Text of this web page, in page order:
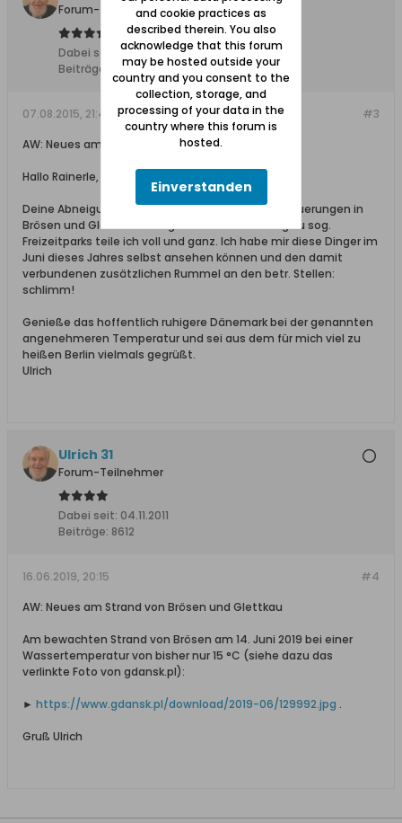
Forum-Teilnehmer
Dabei seit:
04.11.2011
Beiträge:
8612
#3
07.08.2015, 21:44
AW: Neues am Strand von Brösen und Glettkau
Hallo Rainerle,
Deine Abneigung gegen die von mir gezeigten Neuerungen in
Brösen und Glettkau oder gar deren Erweiterung zu sog.
Freizeitparks teile ich voll und ganz. Ich habe mir diese Dinger im
Juni dieses Jahres selbst ansehen können und den damit
verbundenen zusätzlichen Rummel an den betr. Stellen:
schlimm!
Genieße das hoffentlich ruhigere Dänemark bei der genannten
angenehmeren Temperatur und sei aus dem für mich viel zu
heißen Berlin vielmals gegrüßt.
Ulrich
Ulrich 31
Forum-Teilnehmer
Dabei seit: 04.11.2011
Beiträge: 8612
#4
16.06.2019, 20:15
AW: Neues am Strand von Brösen und Glettkau
Am bewachten Strand von Brösen am 14. Juni 2019 bei einer
Wassertemperatur von bisher nur 15 °C (siehe dazu das
verlinkte Foto von gdansk.pl):
► https://www.gdansk.pl/download/2019-06/129992.jpg .
Gruß Ulrich
and cookie practices as
described therein. You also
acknowledge that this forum
may be hosted outside your
country and you consent to the
collection, storage, and
processing of your data in the
country where this forum is
hosted.
Einverstanden